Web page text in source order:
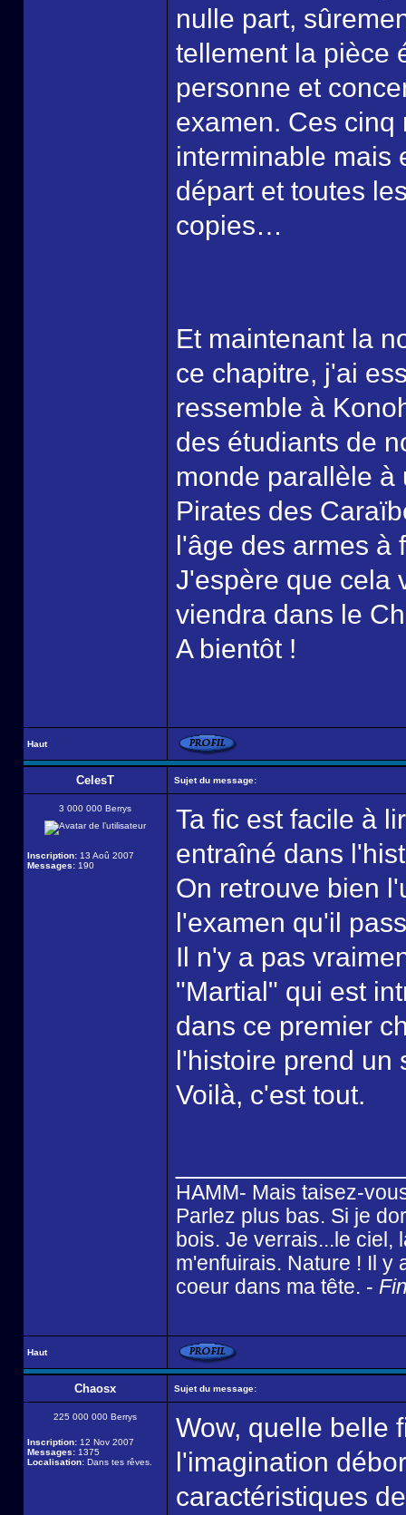
nulle part,
tellement la pièce
personne et
examen. Ces cinq
interminable mais
départ et toutes
copies…
Et maintenant la
ce chapitre, j'ai
ressemble à
des étudiants de
monde parallèle à
Pirates des
l'âge des armes à
J'espère que cela
viendra dans le
A bientôt !
Haut
CelesT Sujet du message:
3 000 000 Berrys
Inscription: 13 Aoû 2007
Messages: 190
Ta fic est facile à
entraîné dans
On retrouve bien
l'examen qu'il
Il n'y a pas
"Martial" qui est
dans ce premier
l'histoire prend un
Voilà, c'est tout.
HAMM- Mais taisez-
Parlez plus bas. Si je
bois. Je verrais...le ciel,
m'enfuirais. Nature ! Il y
coeur dans ma tête. -
Haut
Chaosx Sujet du message:
225 000 000 Berrys
Inscription: 12 Nov 2007
Messages: 1375
Localisation: Dans tes rêves.
Wow, quelle belle
l'imagination
caractéristiques